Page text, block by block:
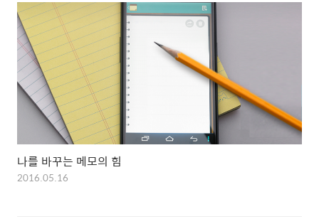
나를 바꾸는 메모의 힘
2016.05.16